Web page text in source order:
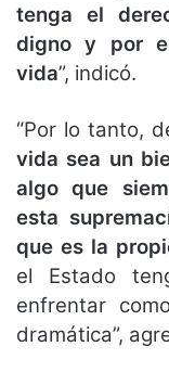
tenga el
digno y por
vida”, indicó.
“Por lo tanto,
vida sea un
algo que
esta
que es la
el Estado
enfrentar
dramática”,